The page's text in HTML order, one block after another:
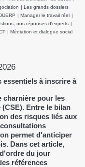
inchangées
| Les grands dossiers
| Manager le travail réel |
nos réponses d'experts |
| Médiation et dialogue social
essentiels à inscrire à
charnière pour les
Entre le bilan
des risques liés aux
permet d'anticiper
Dans cet article,
du jour
références